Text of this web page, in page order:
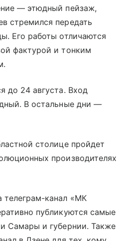
— этюдный пейзаж,
стремился передать
Его работы отличаются
фактурой и тонким
до 24 августа. Вход
В остальные дни —
столице пройдет
производителях
телеграм-канал «МК
публикуются самые
Самары и губернии. Также